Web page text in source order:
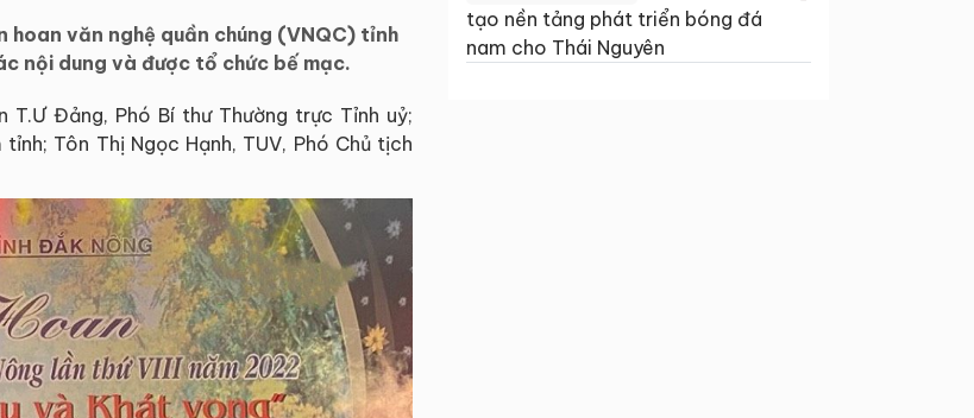
hoan văn nghệ quần chúng (VNQC) tỉnh
nội dung và được tổ chức bế mạc.
Đảng, Phó Bí thư Thường trực Tỉnh uỷ;
Tôn Thị Ngọc Hạnh, TUV, Phó Chủ tịch
tạo nền tảng phát triển bóng đá
nam cho Thái Nguyên